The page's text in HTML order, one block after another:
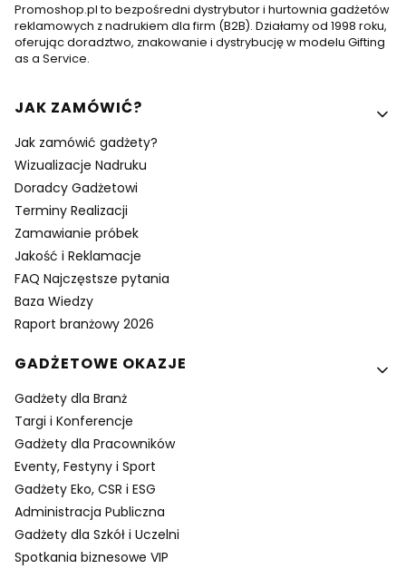
Promoshop.pl to bezpośredni dystrybutor i hurtownia gadżetów
reklamowych z nadrukiem dla firm (B2B). Działamy od 1998 roku,
oferując doradztwo, znakowanie i dystrybucję w modelu Gifting
as a Service.
Linki w stopce
JAK ZAMÓWIĆ?
Jak zamówić gadżety?
Wizualizacje Nadruku
Doradcy Gadżetowi
Terminy Realizacji
Zamawianie próbek
Jakość i Reklamacje
FAQ Najczęstsze pytania
Baza Wiedzy
Raport branżowy 2026
GADŻETOWE OKAZJE
Gadżety dla Branż
Targi i Konferencje
Gadżety dla Pracowników
Eventy, Festyny i Sport
Gadżety Eko, CSR i ESG
Administracja Publiczna
Gadżety dla Szkół i Uczelni
Spotkania biznesowe VIP